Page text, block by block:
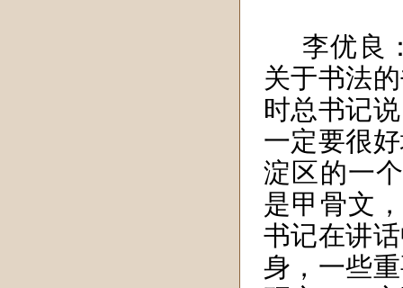
李优良
关于书法
时总书记
一定要很
淀区的一
是甲骨文
书记在讲
身，一些